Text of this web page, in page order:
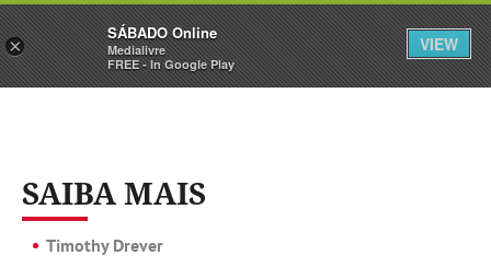
Sábado Assine Iniciar Sessão
SAIBA MAIS
Timothy Drever
×
SÁBADO Online
Medialivre
FREE - In Google Play
VIEW